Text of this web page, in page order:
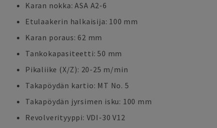
Karan nokka: ASA A2-6
Etulaakerin halkaisija: 100 mm
Karan poraus: 62 mm
Tankokapasiteetti: 50 mm
Pikaliike (X/Z): 20-25 m/min
Takapöydän kartio: MT No. 5
Takapöydän jyrsimen isku: 100 mm
Revolverityyppi: VDI-30 V12